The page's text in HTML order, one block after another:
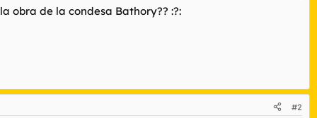
obra de la condesa Bathory?? :?:
#2